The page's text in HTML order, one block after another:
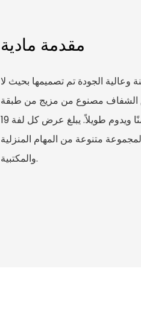
مقدمة مادية
الجودة تم تصميمها بحيث لا
الشفاف مصنوع من مزيج من طبقة
البوليستر القوية ولاصق أكريليك قوي، مما يضمن ثباتًا آمنًا ويدوم طويلاً. يبلغ عرض كل لفة 19
لمجموعة متنوعة من المهام المنزلية
والمكتبية.